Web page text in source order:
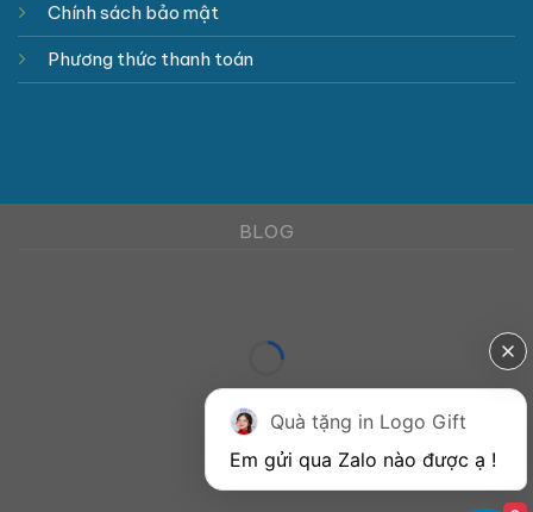
Chính sách bảo mật
Phương thức thanh toán
BLOG
Quà tặng in Logo Gift